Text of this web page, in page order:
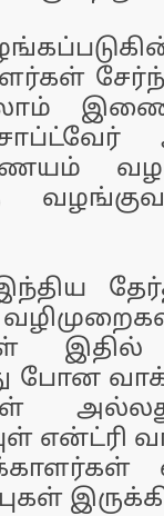
இதில்
போன
என்ட்ரி